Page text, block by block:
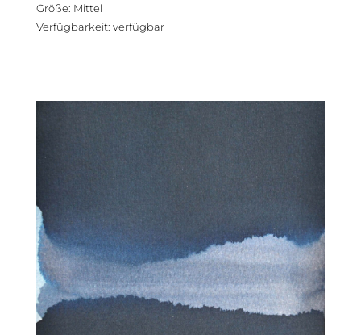
Größe: Mittel
Verfügbarkeit: verfügbar